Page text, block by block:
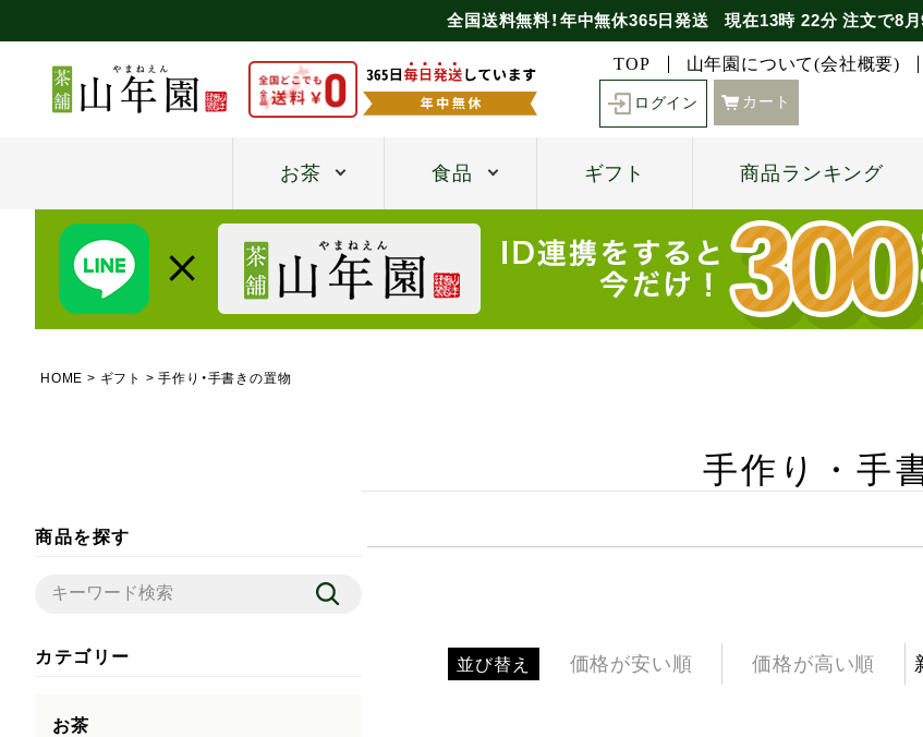
全国送料無料！年中無休365日発送 現在13時 22分注文で8
TOP 山年園について(会社概要)
ログイン カート
お茶 食品 ギフト 商品ランキング
HOME ギフト 手作り・手書きの置物
商品を探す
カテゴリー
お茶
手作り・手
並び替え 価格が安い順 価格が高い順